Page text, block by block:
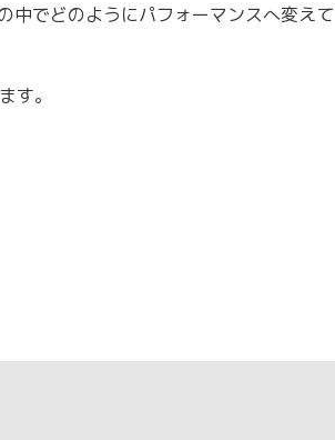
中でどのようにパフォーマンスへ変えて
す。